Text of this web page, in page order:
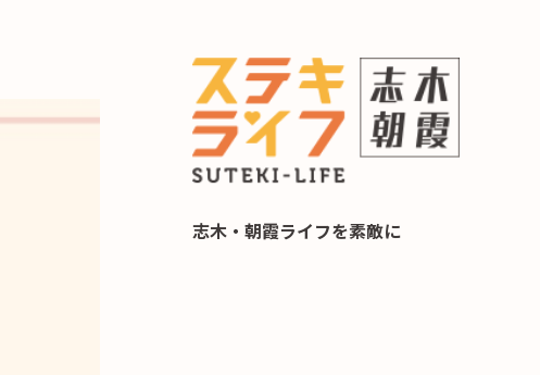
志木・朝霞ライフを素敵に
暮らし 住み替え相談